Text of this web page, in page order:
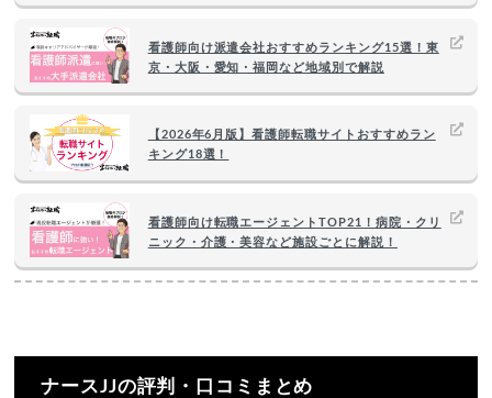
看護師向け派遣会社おすすめランキング15選！東
京・大阪・愛知・福岡など地域別で解説
【2026年6月版】看護師転職サイトおすすめラン
キング18選！
看護師向け転職エージェントTOP21！病院・クリ
ニック・介護・美容など施設ごとに解説！
ナースJJの評判・口コミまとめ